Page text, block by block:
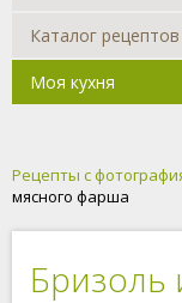
Каталог рецептов
Моя кухня
Рецепты с
мясного фарша
Бризоль